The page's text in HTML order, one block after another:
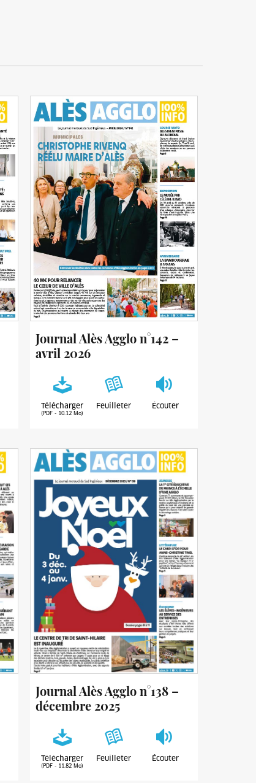
Journal Alès Agglo n°142 –
avril 2026
Télécharger
(PDF - 10.12 Mo)
Feuilleter Écouter
Journal Alès Agglo n°138 –
décembre 2025
Télécharger
(PDF - 11.82 Mo)
Feuilleter Écouter